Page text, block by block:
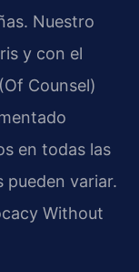
Nuestro
y con el
Counsel)
en todas las
pueden variar.
Without